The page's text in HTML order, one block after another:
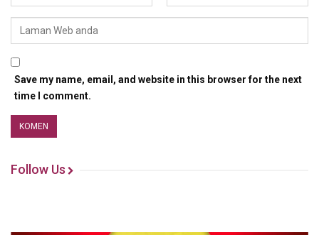
Save my name, email, and website in this browser for the next
time I comment.
Follow Us